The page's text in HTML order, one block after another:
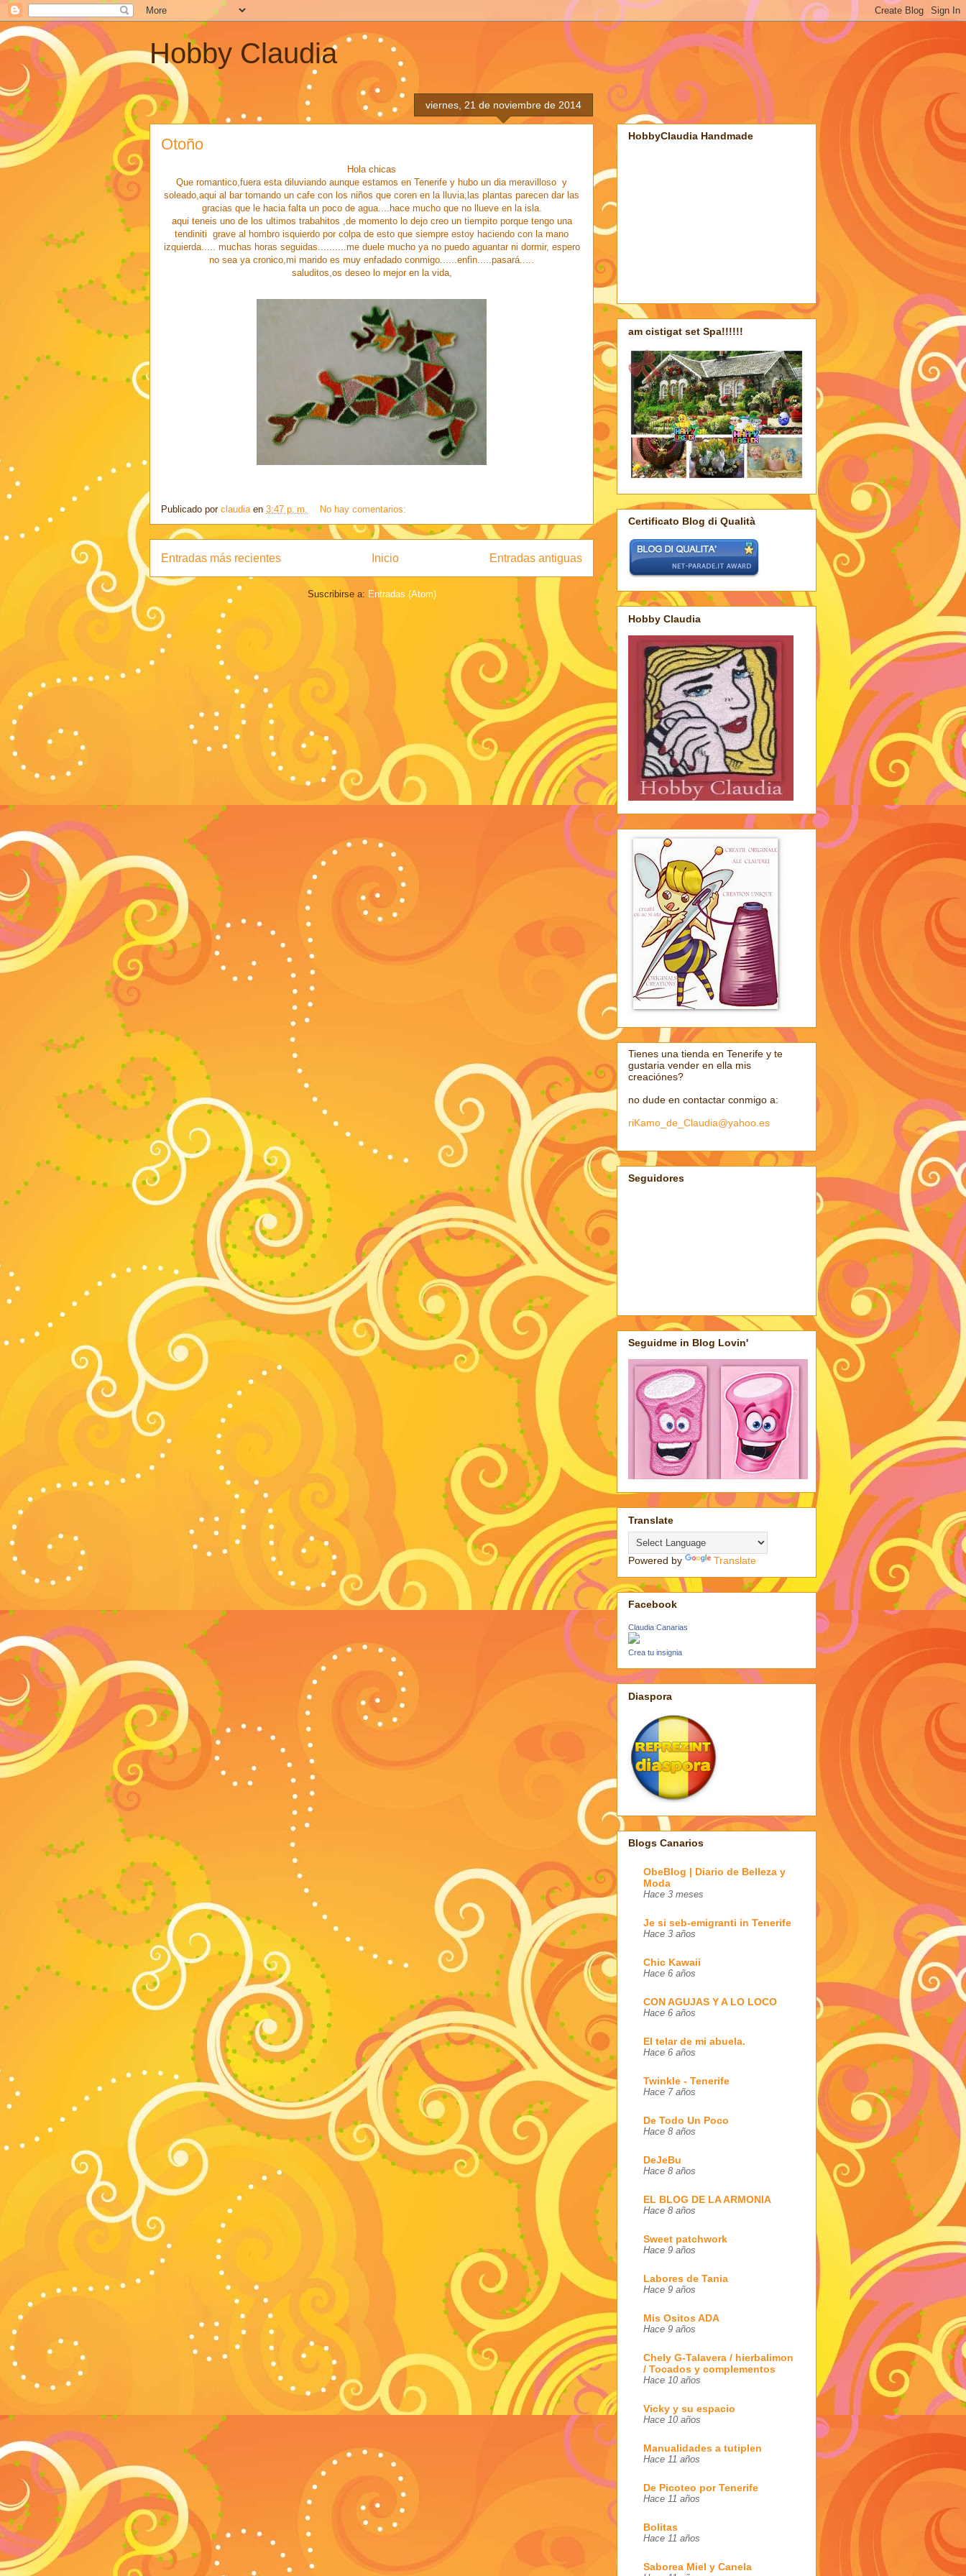
Hobby Claudia
viernes, 21 de noviembre de 2014
Otoño
Hola chicas
Que romantico,fuera esta diluviando aunque estamos en Tenerife y hubo un dia meravilloso y
soleado,aqui al bar tomando un cafe con los niños que coren en la lluvia,las plantas parecen dar las
gracias que le hacia falta un poco de agua....hace mucho que no llueve en la isla.
aqui teneis uno de los ultimos trabahitos ,de momento lo dejo creo un tiempito porque tengo una
tendiniti grave al hombro isquierdo por colpa de esto que siempre estoy haciendo con la mano
izquierda..... muchas horas seguidas..........me duele mucho ya no puedo aguantar ni dormir, espero
no sea ya cronico,mi marido es muy enfadado conmigo......enfin.....pasará.....
saluditos,os deseo lo mejor en la vida,
Publicado por claudia en 3:47 p. m. No hay comentarios:
Entradas más recientes Entradas antiguas
Inicio
Suscribirse a: Entradas (Atom)
HobbyClaudia Handmade
am cistigat set Spa!!!!!!
Certificato Blog di Qualità
Hobby Claudia
Tienes una tienda en Tenerife y te
gustaria vender en ella mis
creaciónes?
no dude en contactar conmigo a:
riKamo_de_Claudia@yahoo.es
Seguidores
Seguidme in Blog Lovin'
Translate
Powered by Translate
Facebook
Claudia Canarias
Crea tu insignia
Diaspora
Blogs Canarios
ObeBlog | Diario de Belleza y
Moda
Hace 3 meses
Je si seb-emigranti in Tenerife
Hace 3 años
Chic Kawaii
Hace 6 años
CON AGUJAS Y A LO LOCO
Hace 6 años
El telar de mi abuela.
Hace 6 años
Twinkle - Tenerife
Hace 7 años
De Todo Un Poco
Hace 8 años
DeJeBu
Hace 8 años
EL BLOG DE LA ARMONIA
Hace 8 años
Sweet patchwork
Hace 9 años
Labores de Tania
Hace 9 años
Mis Ositos ADA
Hace 9 años
Chely G-Talavera / hierbalimon
/ Tocados y complementos
Hace 10 años
Vicky y su espacio
Hace 10 años
Manualidades a tutiplen
Hace 11 años
De Picoteo por Tenerife
Hace 11 años
Bolitas
Hace 11 años
Saborea Miel y Canela